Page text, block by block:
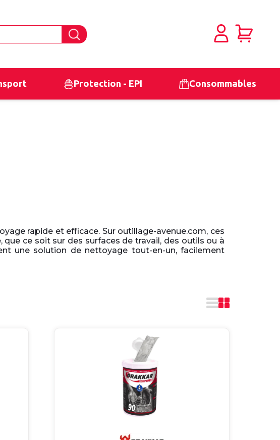
Protection - EPI Consommables
rapide et efficace. Sur outillage-avenue.com, ces
ce soit sur des surfaces de travail, des outils ou à
une solution de nettoyage tout-en-un, facilement